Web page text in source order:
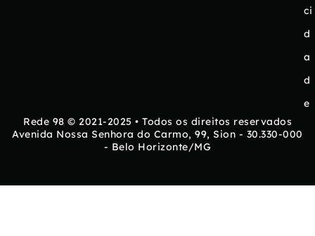
ci
d
a
d
e
Rede 98 © 2021-2025 • Todos os direitos reservados
Avenida Nossa Senhora do Carmo, 99, Sion - 30.330-000
- Belo Horizonte/MG